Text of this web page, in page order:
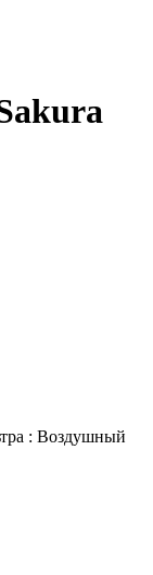
: Воздушный